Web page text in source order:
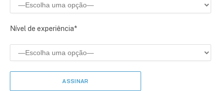
Nível de experiência*